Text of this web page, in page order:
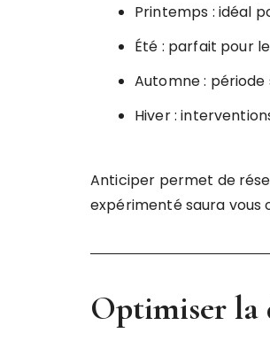
Printemps : idéal
Été : parfait pour
Automne :
Hiver :
Anticiper permet de
expérimenté saura vous
Optimiser la